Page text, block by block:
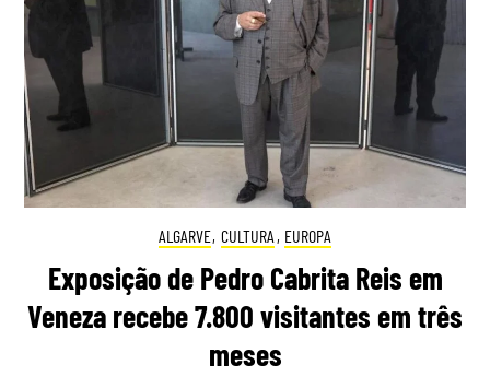
ALGARVE, CULTURA , EUROPA
Exposição de Pedro Cabrita Reis em
Veneza recebe 7.800 visitantes em três
meses